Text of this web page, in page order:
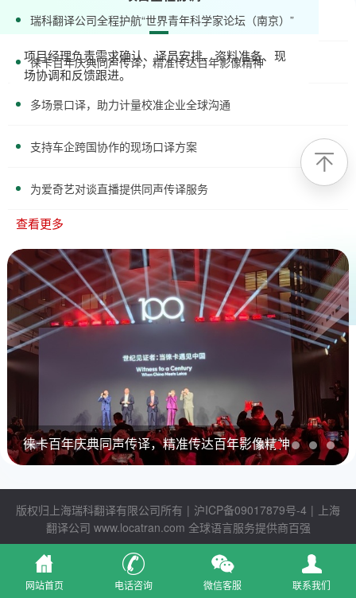
项目经理负责需求确认、译员安排、资料准备、现
场协调和反馈跟进。
瑞科翻译公司全程护航“世界青年科学家论坛（南京）”
徕卡百年庆典同声传译，精准传达百年影像精神
多场景口译，助力计量校准企业全球沟通
支持车企跨国协作的现场口译方案
为爱奇艺对谈直播提供同声传译服务
查看更多
徕卡百年庆典同声传译，精准传达百年影像精神
版权归上海瑞科翻译有限公司所有 | 沪ICP备09017879号-4 | 上海
翻译公司 www.locatran.com 全球语言服务提供商百强
网站首页 电话咨询 微信客服 联系我们